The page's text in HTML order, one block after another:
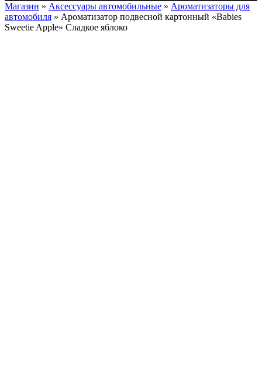
Магазин » Аксессуары автомобильные » Ароматизаторы для
автомобиля » Ароматизатор подвесной картонный «Babies
Sweetie Apple» Сладкое яблоко